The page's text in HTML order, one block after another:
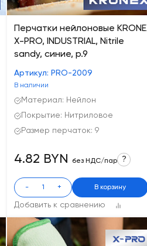
Перчатки нейлоновые
X-PRO, INDUSTRIAL, Nitrile
sandy, синие, р.9
Артикул: PRO-2009
В наличии
Материал: Нейлон
Покрытие: Нитриловое
Размер перчаток: 9
Добавить к сравнению
4.82 BYN без НДС/пар ?
- + В корзину